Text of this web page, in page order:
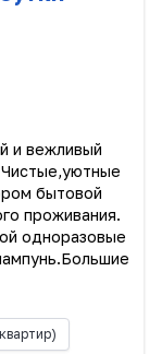
и вежливый
бытовой
проживания.
одноразовые